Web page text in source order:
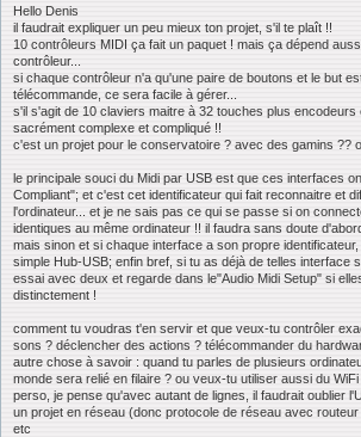
s
s
g
e
Hello Denis
il faudrait expliquer un peu mieux ton projet, s'il te plaît !!
10 contrôleurs MIDI ça fait un paquet ! mais ça dépend
contrôleur...
si chaque contrôleur n'a qu'une paire de boutons et le but
télécommande, ce sera facile à gérer...
s'il s'agit de 10 claviers maitre à 32 touches plus
sacrément complexe et compliqué !!
c'est un projet pour le conservatoire ? avec des gamins ??
le principale souci du Midi par USB est que ces interfaces
Compliant"; et c'est cet identificateur qui fait reconnaitre et
l'ordinateur... et je ne sais pas ce qui se passe si on
identiques au même ordinateur !! il faudra sans doute
mais sinon et si chaque interface a son propre
simple Hub-USB; enfin bref, si tu as déjà de telles interface
essai avec deux et regarde dans le"Audio Midi Setup" si
distinctement !
comment tu voudras t'en servir et que veux-tu contrôler
sons ? déclencher des actions ? télécommander du
autre chose à savoir : quand tu parles de plusieurs
monde sera relié en filaire ? ou veux-tu utiliser aussi du
perso, je pense qu'avec autant de lignes, il faudrait oublier
un projet en réseau (donc protocole de réseau avec
etc